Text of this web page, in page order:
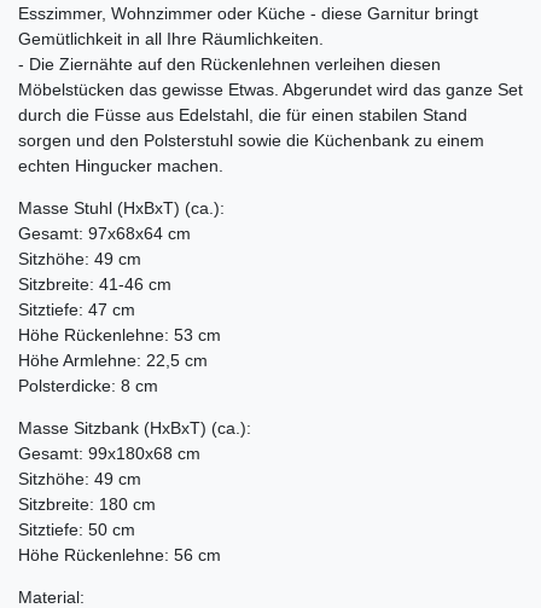
Esszimmer, Wohnzimmer oder Küche - diese Garnitur bringt
Gemütlichkeit in all Ihre Räumlichkeiten.
- Die Ziernähte auf den Rückenlehnen verleihen diesen
Möbelstücken das gewisse Etwas. Abgerundet wird das ganze Set
durch die Füsse aus Edelstahl, die für einen stabilen Stand
sorgen und den Polsterstuhl sowie die Küchenbank zu einem
echten Hingucker machen.
Masse Stuhl (HxBxT) (ca.):
Gesamt: 97x68x64 cm
Sitzhöhe: 49 cm
Sitzbreite: 41-46 cm
Sitztiefe: 47 cm
Höhe Rückenlehne: 53 cm
Höhe Armlehne: 22,5 cm
Polsterdicke: 8 cm
Masse Sitzbank (HxBxT) (ca.):
Gesamt: 99x180x68 cm
Sitzhöhe: 49 cm
Sitzbreite: 180 cm
Sitztiefe: 50 cm
Höhe Rückenlehne: 56 cm
Material: